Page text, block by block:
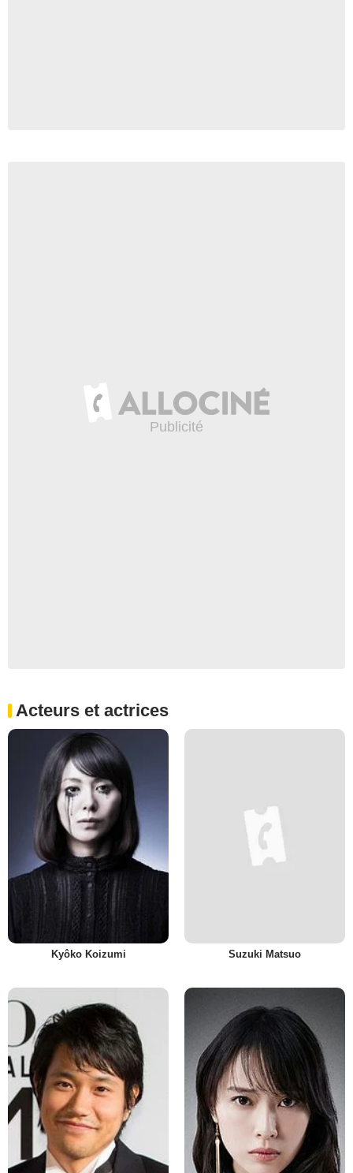
Acteurs et actrices
Kyôko Koizumi Suzuki Matsuo